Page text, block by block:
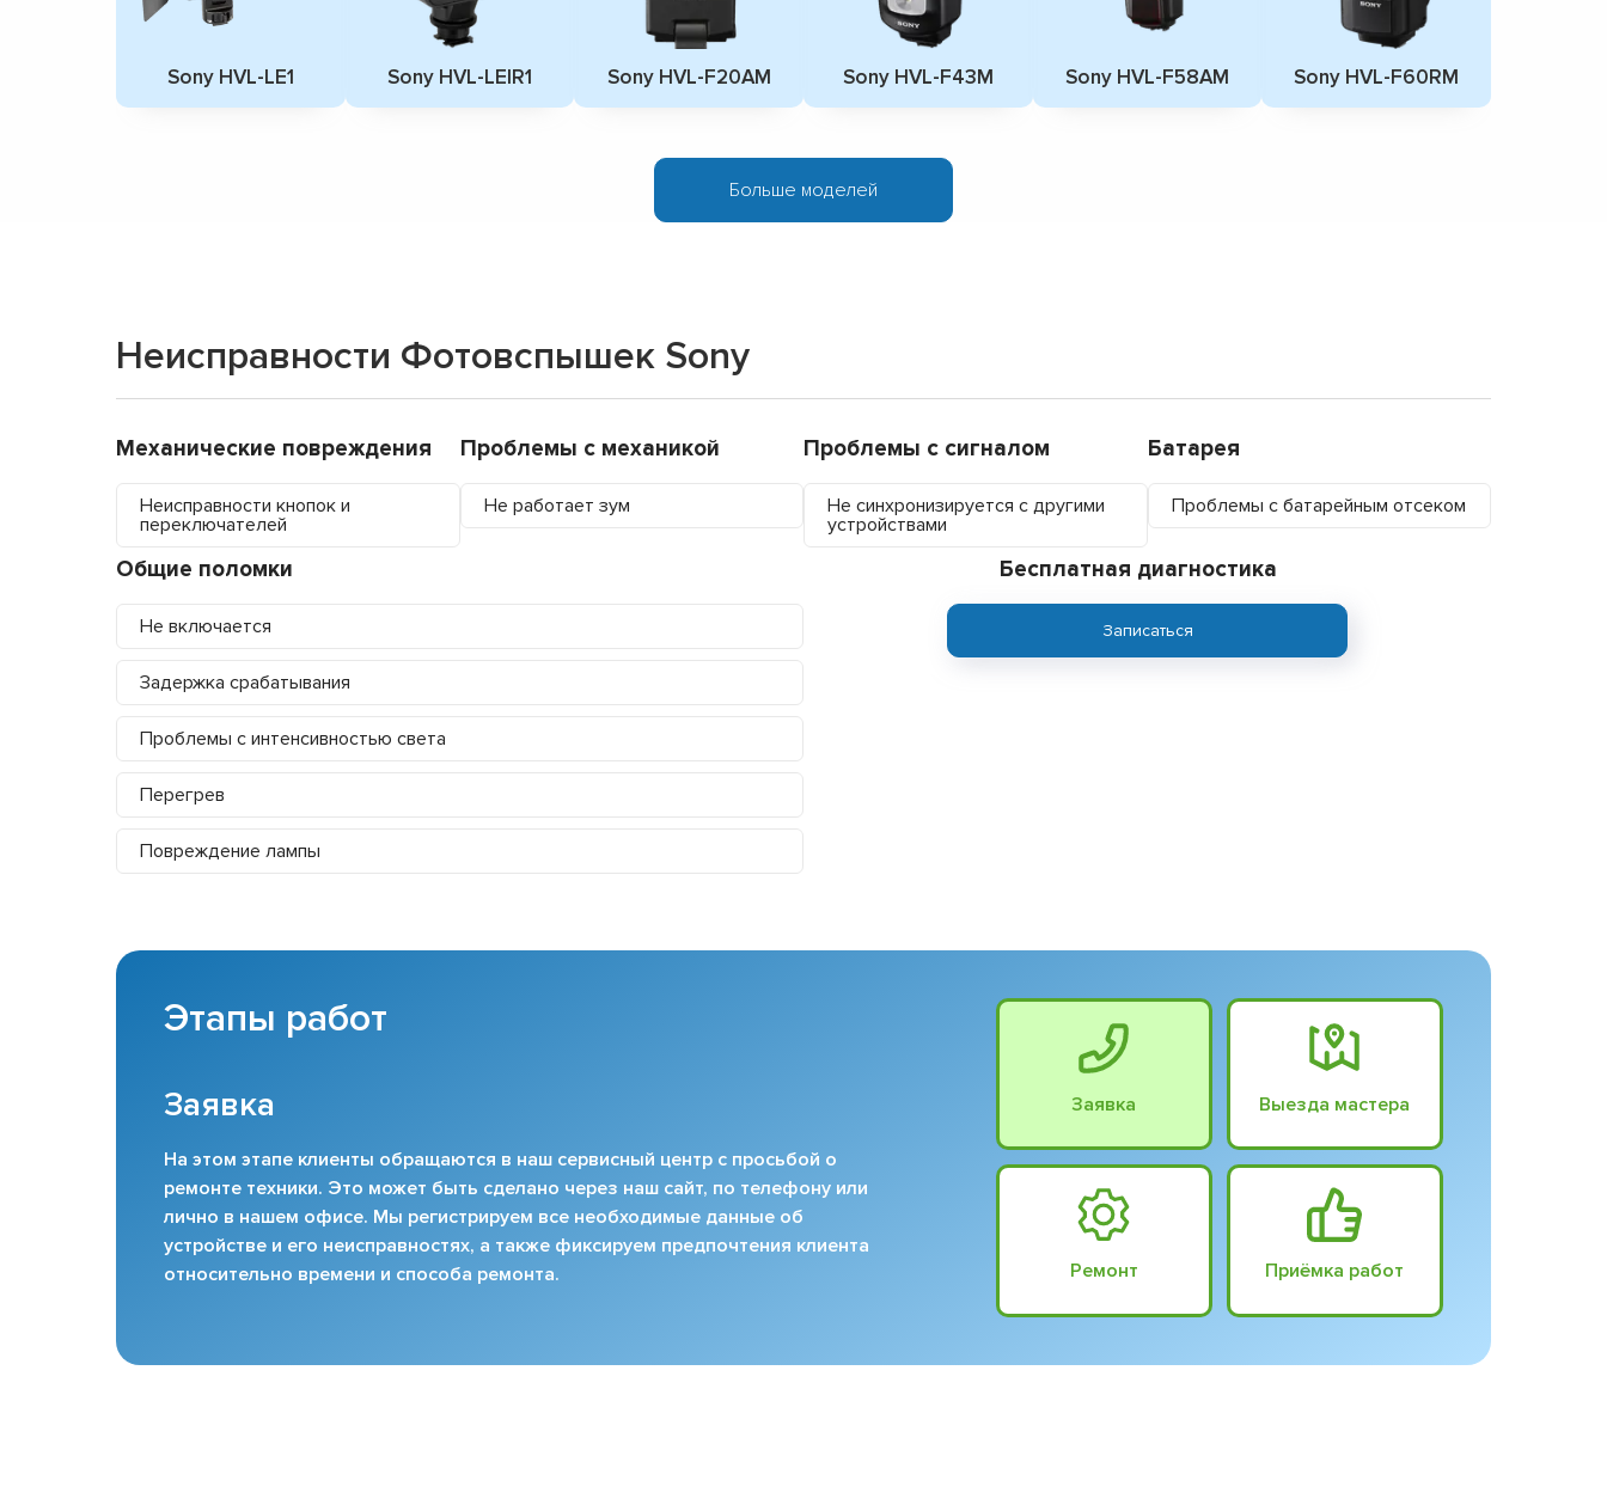
Sony HVL-LE1 Sony HVL-LEIR1 Sony HVL-F20AM Sony HVL-F43M Sony HVL-F58AM Sony HVL-F60RM
Больше моделей
Неисправности Фотовспышек Sony
Механические повреждения
Неисправности кнопок и
переключателей
Проблемы с механикой
Не работает зум
Проблемы с сигналом
Не синхронизируется с другими
устройствами
Батарея
Проблемы с батарейным отсеком
Общие поломки
Не включается
Задержка срабатывания
Проблемы с интенсивностью света
Перегрев
Повреждение лампы
Бесплатная диагностика
Записаться
Этапы работ
Заявка
На этом этапе клиенты обращаются в наш сервисный центр с просьбой о
ремонте техники. Это может быть сделано через наш сайт, по телефону или
лично в нашем офисе. Мы регистрируем все необходимые данные об
устройстве и его неисправностях, а также фиксируем предпочтения клиента
относительно времени и способа ремонта.
Заявка Выезда мастера
Ремонт Приёмка работ
▼